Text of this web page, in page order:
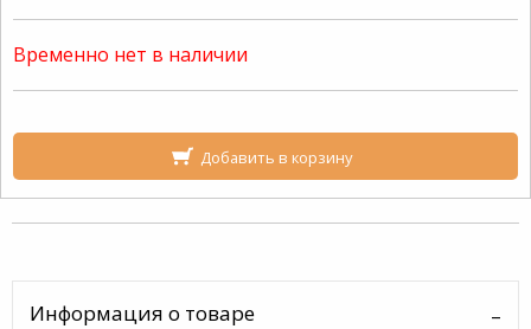
Временно нет в наличии
Добавить в корзину
Информация о товаре